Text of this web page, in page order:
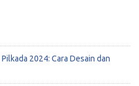
2024: Cara Desain dan